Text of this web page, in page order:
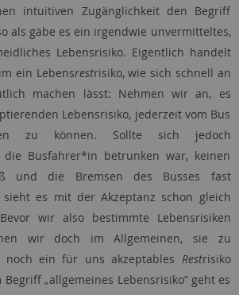
intuitiven Zugänglichkeit den Begriff
als gäbe es ein irgendwie unvermitteltes,
Lebensrisiko. Eigentlich handelt
ein Lebensrestrisiko, wie sich schnell an
machen lässt: Nehmen wir an, es
Lebensrisiko, jederzeit vom Bus
zu können. Sollte sich jedoch
die Busfahrer*in betrunken war, keinen
und die Bremsen des Busses fast
sieht es mit der Akzeptanz schon gleich
wir also bestimmte Lebensrisiken
wir doch im Allgemeinen, sie zu
ein für uns akzeptables Restrisiko
„allgemeines Lebensrisiko“ geht es